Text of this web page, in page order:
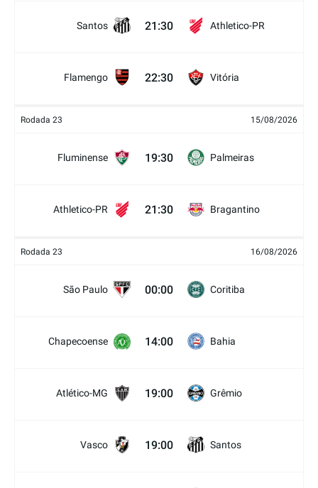
Santos 21:30 Athletico-PR
Flamengo 22:30 Vitória
Rodada 23 15/08/2026
Fluminense 19:30 Palmeiras
Athletico-PR 21:30 Bragantino
Rodada 23 16/08/2026
São Paulo 00:00 Coritiba
Chapecoense 14:00 Bahia
Atlético-MG 19:00 Grêmio
Vasco 19:00 Santos